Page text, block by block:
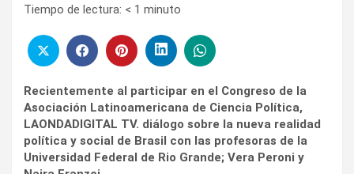
Tiempo de lectura: < 1 minuto
Recientemente al participar en el Congreso de la
Asociación Latinoamericana de Ciencia Política,
LAONDADIGITAL TV. diálogo sobre la nueva realidad
política y social de Brasil con las profesoras de la
Universidad Federal de Rio Grande; Vera Peroni y